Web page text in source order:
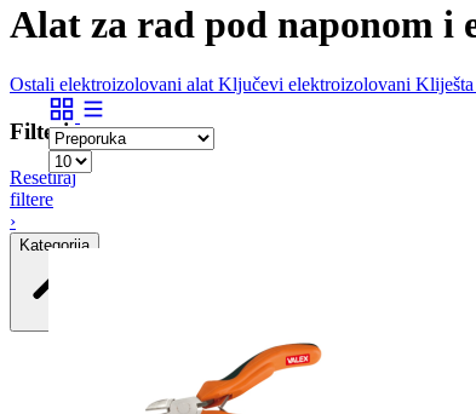
Alat za rad pod naponom i
Ostali elektroizolovani alat Ključevi elektroizolovani
Filteri
Resetiraj
filtere
›
Kategorija